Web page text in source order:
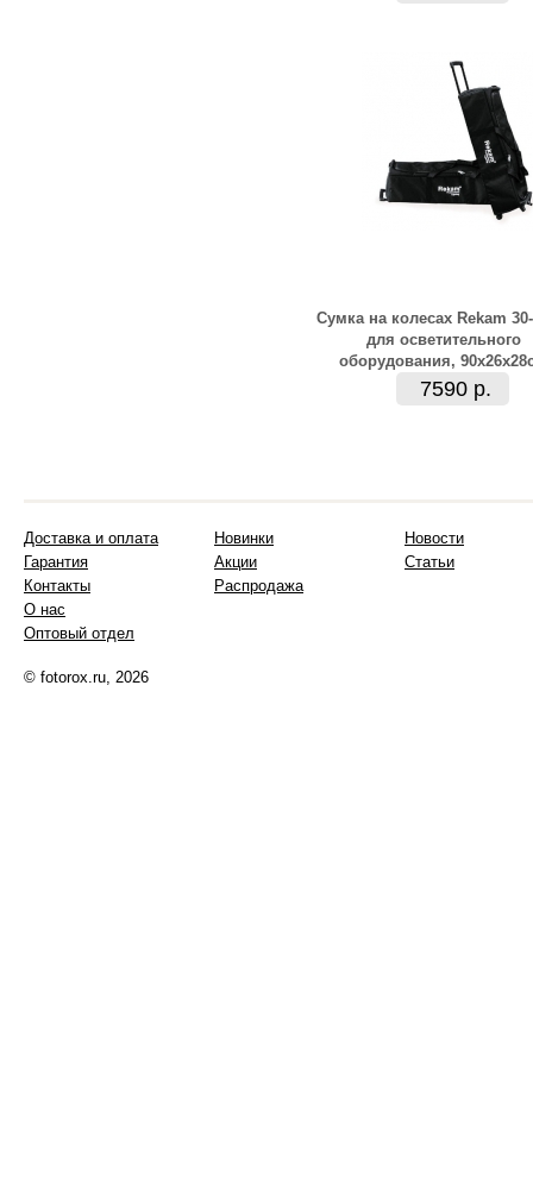
Сумка на колесах Rekam 30-
для осветительного
оборудования,
7590 р.
Доставка и оплата
Гарантия
Контакты
О нас
Оптовый отдел
Новинки
Акции
Распродажа
Новости
Статьи
© fotorox.ru, 2026